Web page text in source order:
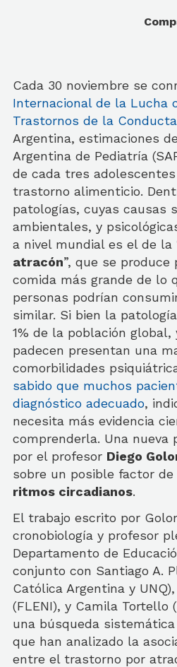
Cada 30 noviembre se
Internacional de la Lucha
Trastornos de la
Argentina, estimaciones
Argentina de Pediatría
de cada tres
trastorno alimenticio.
patologías, cuyas causas
ambientales, y
a nivel mundial es el de la
atracón”, que se
comida más grande de lo
personas podrían
similar. Si bien la
1% de la población global,
padecen presentan una
comorbilidades
sabido que muchos p
diagnóstico adecuado,
necesita más evidencia
comprenderla. Una nueva
por el profesor Diego
sobre un posible factor
ritmos circadianos.
El trabajo escrito por
cronobiología y profesor
Departamento de
conjunto con Santiago A.
Católica Argentina y
(FLENI), y Camila Tortello
una búsqueda
que han analizado la
entre el trastorno por